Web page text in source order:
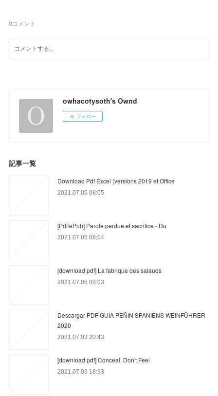
0コメント
owhacotysoth's Ownd
フォロー
記事一覧
Download Pdf Excel (versions 2019 et Office
2021.07.05 08:05
[Pdf/ePub] Parole perdue et sacrifice - Du
2021.07.05 08:04
[download pdf] La fabrique des salauds
2021.07.05 08:03
Descargar PDF GUIA PEÑIN SPANIENS WEINFÜHRER
2020
2021.07.03 20:43
[download pdf] Conceal, Don't Feel
2021.07.03 18:33